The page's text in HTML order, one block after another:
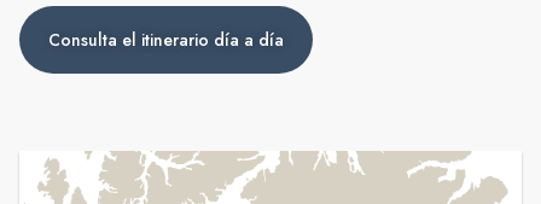
Consulta el itinerario día a día